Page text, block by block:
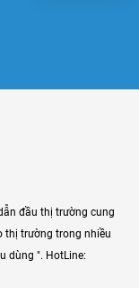
đầu thị trường cung
thị trường trong nhiều
dùng ". HotLine: